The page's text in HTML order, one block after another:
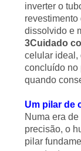
inverter o
dissolvido e
3Cuidado
celular ideal,
concluído no
quando
Um pilar de
Numa era
precisão, o
pilar